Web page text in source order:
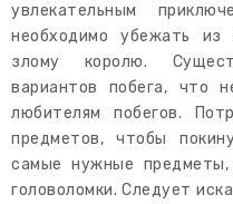
увлекательным
необходимо убежать из
злому королю.
вариантов побега, что
любителям побегов.
предметов, чтобы
самые нужные предметы,
головоломки. Следует